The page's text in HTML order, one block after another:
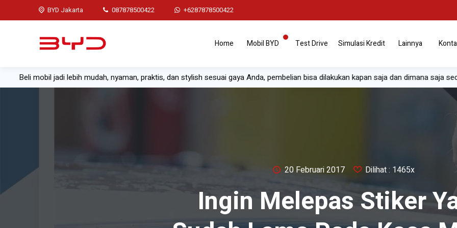
BYD Jakarta 087878500422 +6287878500422
Home Mobil BYD Test Drive Simulasi Kredit Lainnya
mobil jadi lebih mudah, nyaman, praktis, dan stylish sesuai gaya Anda, pembelian bisa dilakukan kapan saja dan dimana saja secara
20 Februari 2017 Dilihat : 1465x
Ingin Melepas Stiker